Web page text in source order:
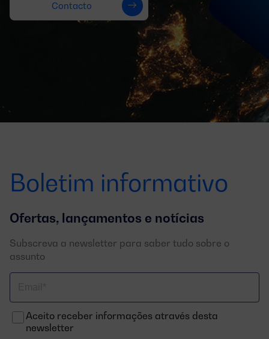
Contacto
Boletim informativo
Ofertas, lançamentos e notícias
Subscreva a newsletter para saber tudo sobre o
assunto
electrónico
Aceito receber informações através desta
newsletter